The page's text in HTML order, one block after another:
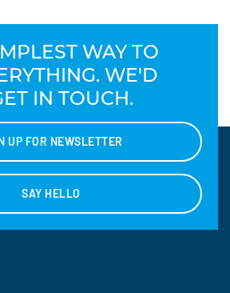
WAY TO
WE'D
IN TOUCH.
UP FOR NEWSLETTER
SAY HELLO